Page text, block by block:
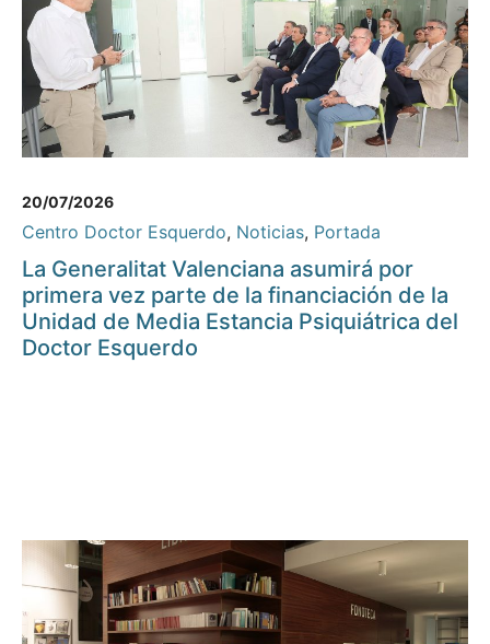
20/07/2026
Centro Doctor Esquerdo, Noticias, Portada
La Generalitat Valenciana asumirá por
primera vez parte de la financiación de la
Unidad de Media Estancia Psiquiátrica del
Doctor Esquerdo